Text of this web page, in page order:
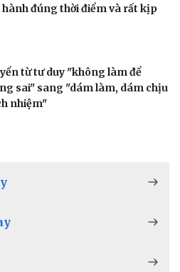
hành đúng thời điểm và rất kịp
từ tư duy "không làm để
sai" sang "dám làm, dám chịu
nhiệm"